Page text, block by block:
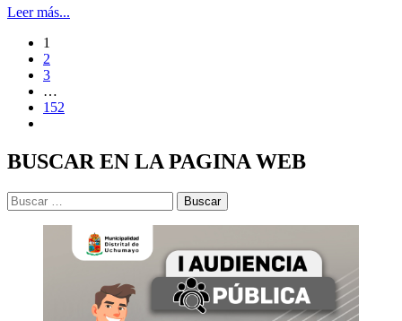
Leer más...
1
2
3
…
152
BUSCAR EN LA PAGINA WEB
Buscar: